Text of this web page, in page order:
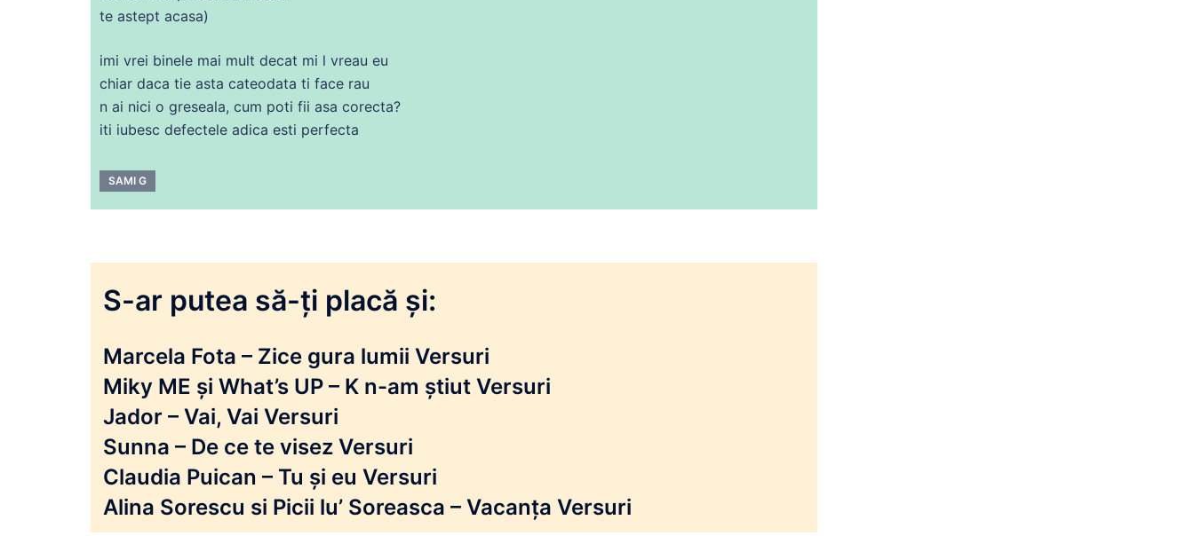
te astept acasa)
imi vrei binele mai mult decat mi l vreau eu
chiar daca tie asta cateodata ti face rau
n ai nici o greseala, cum poti fii asa corecta?
iti iubesc defectele adica esti perfecta
SAMI G
S-ar putea să-ți placă și:
Marcela Fota – Zice gura lumii Versuri
Miky ME și What’s UP – K n-am știut Versuri
Jador – Vai, Vai Versuri
Sunna – De ce te visez Versuri
Claudia Puican – Tu și eu Versuri
Alina Sorescu si Picii lu’ Soreasca – Vacanța Versuri